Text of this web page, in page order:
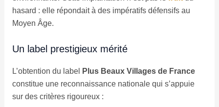
hasard : elle répondait à des impératifs défensifs au
Moyen Âge.
Un label prestigieux mérité
L’obtention du label
Plus Beaux Villages de France
constitue une reconnaissance nationale qui s’appuie
sur des critères rigoureux :